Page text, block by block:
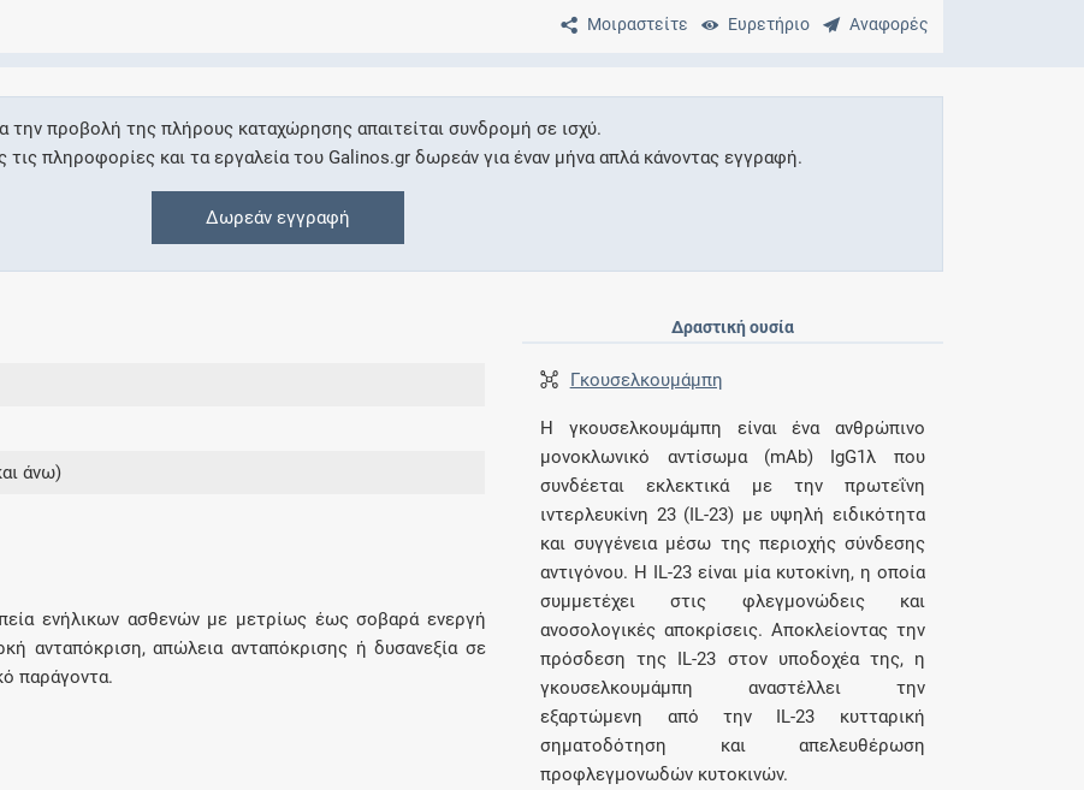
ενός φαρμάκου κατά τη διάρκεια της
εγκυμοσύνης ή του θηλασμού
Συνδρομές
Μοιραστείτε Ευρετήριο Αναφορές
την προβολή της πλήρους καταχώρησης απαιτείται συνδρομή σε ισχύ.
πληροφορίες και τα εργαλεία του Galinos.gr δωρεάν για έναν μήνα απλά κάνοντας εγγραφή.
Δωρεάν εγγραφή
άνω)
ενήλικων ασθενών με μετρίως έως σοβαρά ενεργή
ανταπόκριση, απώλεια ανταπόκρισης ή δυσανεξία σε
παράγοντα.
Δραστική ουσία
Γκουσελκουμάμπη
Η γκουσελκουμάμπη είναι ένα ανθρώπινο
μονοκλωνικό αντίσωμα (mAb) IgG1λ που
συνδέεται εκλεκτικά με την πρωτεΐνη
ιντερλευκίνη 23 (IL-23) με υψηλή ειδικότητα
και συγγένεια μέσω της περιοχής σύνδεσης
αντιγόνου. Η IL-23 είναι μία κυτοκίνη, η οποία
συμμετέχει στις φλεγμονώδεις και
ανοσολογικές αποκρίσεις. Αποκλείοντας την
πρόσδεση της IL-23 στον υποδοχέα της, η
γκουσελκουμάμπη αναστέλλει την
εξαρτώμενη από την IL-23 κυτταρική
σηματοδότηση και απελευθέρωση
προφλεγμονωδών κυτοκινών.